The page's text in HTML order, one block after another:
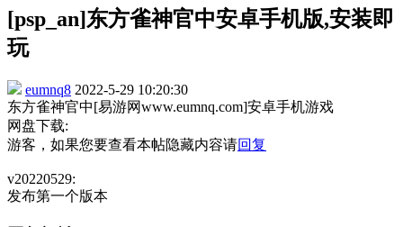
[psp_an]东方雀神官中安卓手机版,安装即
玩
eumnq8 2022-5-29 10:20:30
东方雀神官中[易游网www.eumnq.com]安卓手机游戏
网盘下载:
游客，如果您要查看本帖隐藏内容请回复
v20220529:
发布第一个版本